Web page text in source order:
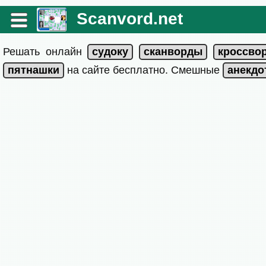
Scanvord.net
Решать онлайн
на сайте бесплатно. Смешные